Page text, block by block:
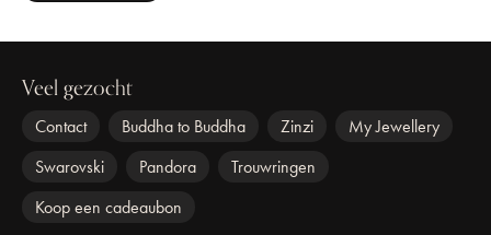
Veel gezocht
Contact Buddha to Buddha Zinzi
My Jewellery
Swarovski
Pandora
Trouwringen
Koop een cadeaubon